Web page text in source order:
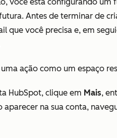
Antes de terminar de
que você precisa e, em
uma ação como um espaço
HubSpot, clique em Mais,
aparecer na sua conta,